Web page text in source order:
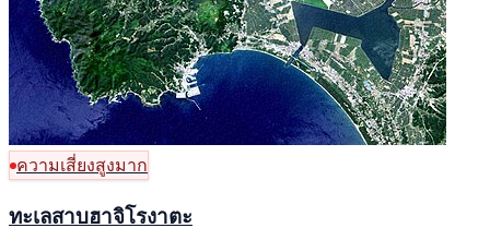
ความเสี่ยงสูงมาก
ทะเลสาบฮาจิโรงาตะ